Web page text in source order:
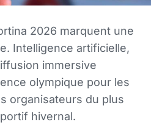
2026 marquent une
Intelligence artificielle,
immersive
olympique pour les
organisateurs du plus
hivernal.